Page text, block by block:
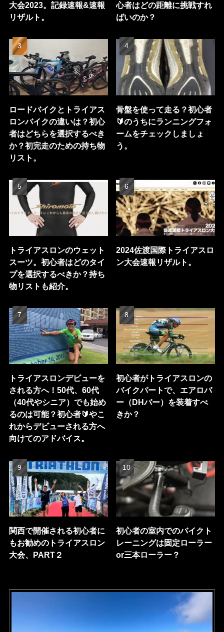
大会2023。記録速報&速報
リザルト。
心者はどの距離に挑戦すれ
ばいのか？
ロードバイクとトライアス
ロンバイクの違いは？初心
者はどちらを選択するべき
か？初完走のための持ち物
リスト。
骨盤を使って走る？初心者
🔰のうちにランニングフォ
ームをチェックしましょ
う。
トライアスロンのウェット
スーツ。初心者はどのタイ
プを選択するべきか？持ち
物リストも紹介。
2024佐渡国際トライアスロ
ン大会速報リザルト。
トライアスロンデビューを
される方へ！50代、60代
（40代やシニア）でも始め
るのは可能？初心者🔰やこ
れからデビューされる方へ
向けてのアドバイス。
初心者がトライアスロンの
バイクパートで、エアロバ
ー（DHバー）を装着すべ
きか？
関西で開催される初心者に
もお勧めのトライアスロン
大会、PART２
初心者の室内でのバイクト
レーニングは固定ローラー
or三本ローラー？